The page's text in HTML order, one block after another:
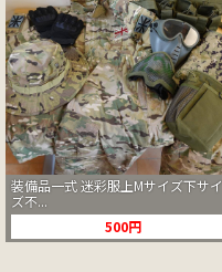
装備品一式 迷彩服上Mサイズ下サイ
ズ不...
500円